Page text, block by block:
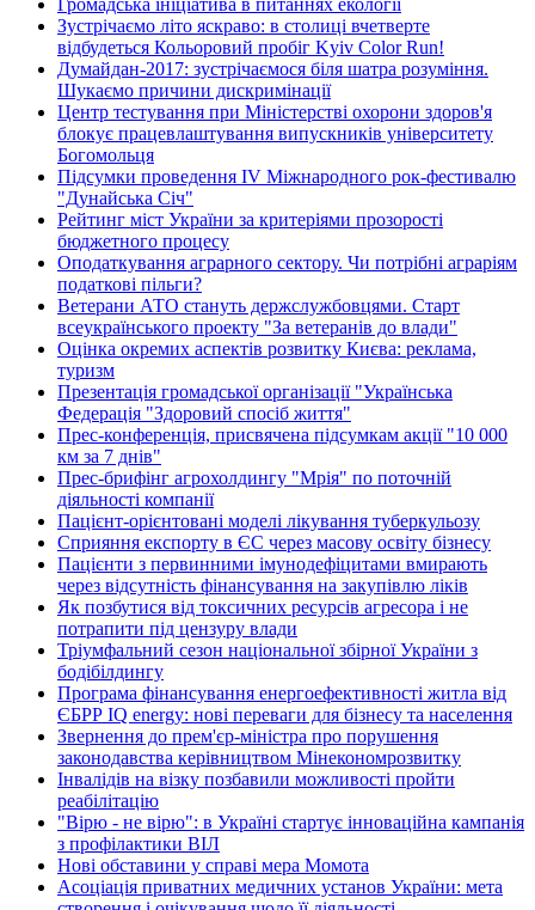
Зустрічаємо літо яскраво: в столиці вчетверте
відбудеться Кольоровий пробіг Kyiv Color Run!
Думайдан-2017: зустрічаємося біля шатра розуміння.
Шукаємо причини дискримінації
Центр тестування при Міністерстві охорони здоров'я
блокує працевлаштування випускників університету
Богомольця
Підсумки проведення IV Міжнародного рок-фестивалю
"Дунайська Січ"
Рейтинг міст України за критеріями прозорості
бюджетного процесу
Оподаткування аграрного сектору. Чи потрібні аграріям
податкові пільги?
Ветерани АТО стануть держслужбовцями. Старт
всеукраїнського проекту "За ветеранів до влади"
Оцінка окремих аспектів розвитку Києва: реклама,
туризм
Презентація громадської організації "Українська
Федерація "Здоровий спосіб життя"
Прес-конференція, присвячена підсумкам акції "10 000
км за 7 днів"
Прес-брифінг агрохолдингу "Мрія" по поточній
діяльності компанії
Пацієнт-орієнтовані моделі лікування туберкульозу
Сприяння експорту в ЄС через масову освіту бізнесу
Пацієнти з первинними імунодефіцитами вмирають
через відсутність фінансування на закупівлю ліків
Як позбутися від токсичних ресурсів агресора і не
потрапити під цензуру влади
Тріумфальний сезон національної збірної України з
бодібілдингу
Програма фінансування енергоефективності житла від
ЄБРР IQ energy: нові переваги для бізнесу та населення
Звернення до прем'єр-міністра про порушення
законодавства керівництвом Мінекономрозвитку
Інвалідів на візку позбавили можливості пройти
реабілітацію
"Вірю - не вірю": в Україні стартує інноваційна кампанія
з профілактики ВІЛ
Нові обставини у справі мера Момота
Асоціація приватних медичних установ України: мета